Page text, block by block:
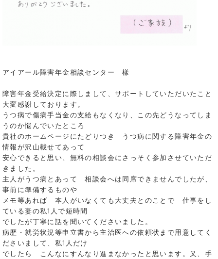
アイアール障害年金相談センター 樣
障害年金受給決定に際しまして、サポートしていただいたこと
大変感謝しております。
うつ病で傷病手当金の支給もなくなり、この先どうなってしま
うのか悩んでいたところ
貴社のホームページにたどりつき うつ病に関する障害年金の
情報が沢山載せてあって
安心できると思い、無料の相談会にさっそく参加させていただ
きました。
主人がうつ病とあって 相談会へは同席できませんでしたが、
事前に準備するものや
メモ等あれば 本人がいなくても大丈夫とのことで 仕事をし
ている妻の私1人で短時間
でしたが丁寧に話を聞いてくださいました。
病歴・就労状況等申立書から主治医への依頼状まで用意してく
ださいまして、私1人だけ
でしたら こんなにすんなり進まなかったと思います。又、手